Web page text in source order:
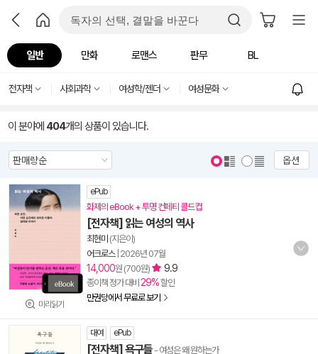
일반 만화 로맨스 판무 BL
전자책 사회과학 여성학/젠더 여성문화
이 분야에 404개의 상품이 있습니다.
옵션
미리읽기
ePub
화제의 eBook + 투명 컨페티 콜드컵
[전자책] 읽는 여성의 역사
최현미 (지은이)
어크로스| 2026년 07월
14,000원 (700원) 9.9
종이책 정가 대비 29%할인
만권당에서 무료로 보기
대여 ePub
[전자책] 욕구들 - 여성은 왜 원하는가